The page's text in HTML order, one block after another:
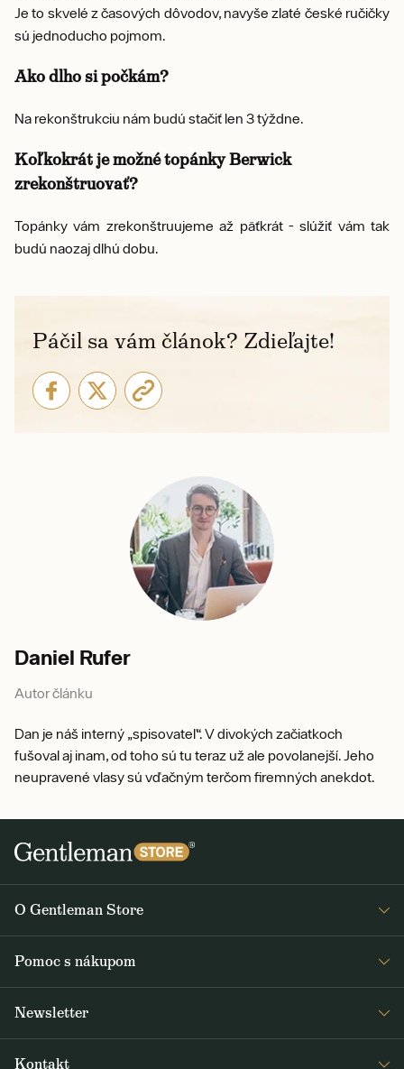
Je to skvelé z časových dôvodov, navyše zlaté české ručičky
sú jednoducho pojmom.
Ako dlho si počkám?
Na rekonštrukciu nám budú stačiť len 3 týždne.
Koľkokrát je možné topánky Berwick
zrekonštruovať?
Topánky vám zrekonštruujeme až päťkrát - slúžiť vám tak
budú naozaj dlhú dobu.
Páčil sa vám článok? Zdieľajte!
Daniel Rufer
Autor článku
Dan je náš interný „spisovateľ“. V divokých začiatkoch
fušoval aj inam, od toho sú tu teraz už ale povolanejší. Jeho
neupravené vlasy sú vďačným terčom firemných anekdot.
O Gentleman Store
Pomoc s nákupom
Newsletter
Kontakt